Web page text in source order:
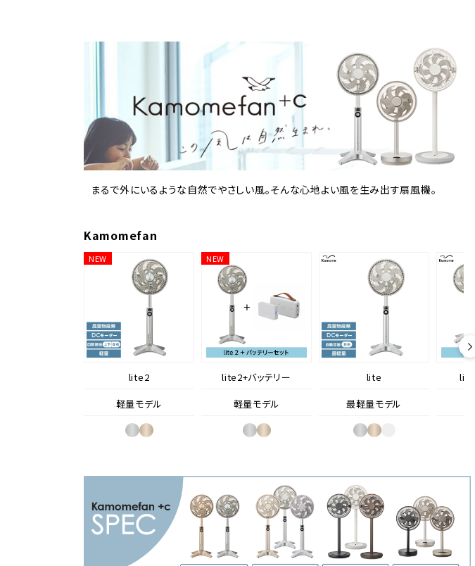
まるで外にいるような自然でやさしい風。そんな心地よい風を生み出す扇風機。
Kamomefan
NEW
lite2
軽量モデル
NEW
lite2+バッテリー
軽量モデル
lite
最軽量モデル